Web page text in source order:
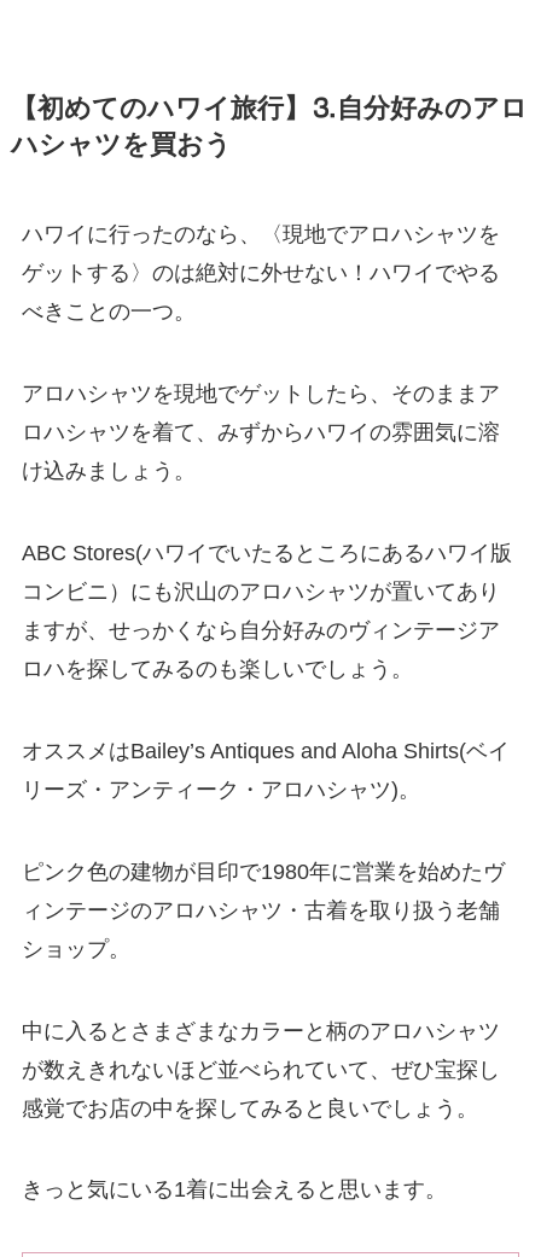
【初めてのハワイ旅行】⒊自分好みのアロ
ハシャツを買おう
ハワイに行ったのなら、〈現地でアロハシャツを
ゲットする〉のは絶対に外せない！ハワイでやる
べきことの一つ。
アロハシャツを現地でゲットしたら、そのままア
ロハシャツを着て、みずからハワイの雰囲気に溶
け込みましょう。
ABC Stores(ハワイでいたるところにあるハワイ版
コンビニ）にも沢山のアロハシャツが置いてあり
ますが、せっかくなら自分好みのヴィンテージア
ロハを探してみるのも楽しいでしょう。
オススメはBailey’s Antiques and Aloha Shirts(ベイ
リーズ・アンティーク・アロハシャツ)。
ピンク色の建物が目印で1980年に営業を始めたヴ
ィンテージのアロハシャツ・古着を取り扱う老舗
ショップ。
中に入るとさまざまなカラーと柄のアロハシャツ
が数えきれないほど並べられていて、ぜひ宝探し
感覚でお店の中を探してみると良いでしょう。
きっと気にいる1着に出会えると思います。